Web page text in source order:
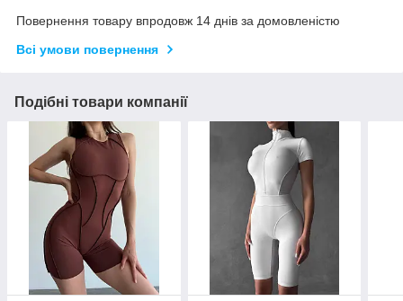
Повернення товару впродовж 14 днів за домовленістю
Всі умови повернення
Подібні товари компанії